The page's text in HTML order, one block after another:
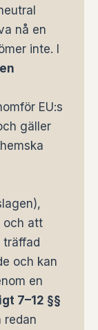
nå en
inte. I
EU:s
gäller
och att
träffad
och kan
en
7–12 §§
redan